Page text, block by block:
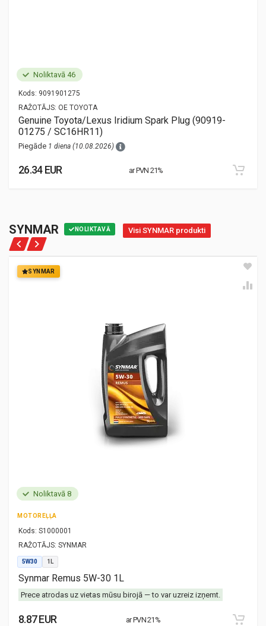
Noliktavā 46
Kods: 9091901275
RAŽOTĀJS: OE TOYOTA
Genuine Toyota/Lexus Iridium Spark Plug (90919-
01275 / SC16HR11)
Piegāde 1 diena (10.08.2026)
26.34 EUR ar PVN 21%
SYNMAR NOLIKTAVĀ Visi SYNMAR produkti
SYNMAR
Noliktavā 8
MOTOREĻĻA
Kods: S1000001
RAŽOTĀJS: SYNMAR
5W30 1L
Synmar Remus 5W-30 1L
Prece atrodas uz vietas mūsu birojā — to var uzreiz izņemt.
8.87 EUR ar PVN 21%